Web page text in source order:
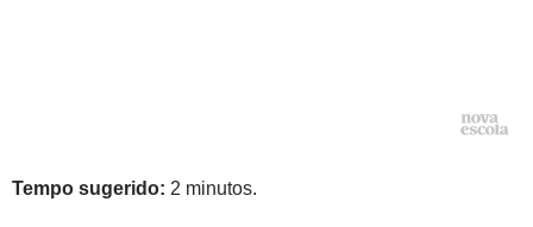
Tempo sugerido: 2 minutos.